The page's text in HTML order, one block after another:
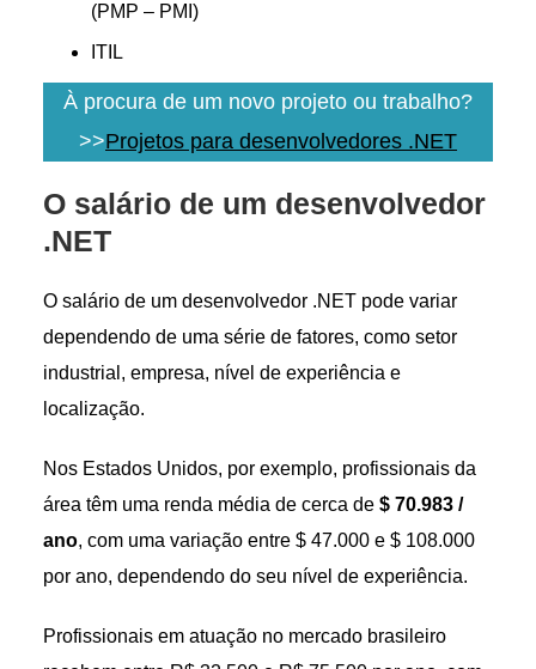
(PMP – PMI)
ITIL
À procura de um novo projeto ou trabalho?
>>Projetos para desenvolvedores .NET
O salário de um desenvolvedor
.NET
O salário de um desenvolvedor .NET pode variar
dependendo de uma série de fatores, como setor
industrial, empresa, nível de experiência e
localização.
Nos Estados Unidos, por exemplo, profissionais da
área têm uma renda média de cerca de $ 70.983 /
ano, com uma variação entre $ 47.000 e $ 108.000
por ano, dependendo do seu nível de experiência.
Profissionais em atuação no mercado brasileiro